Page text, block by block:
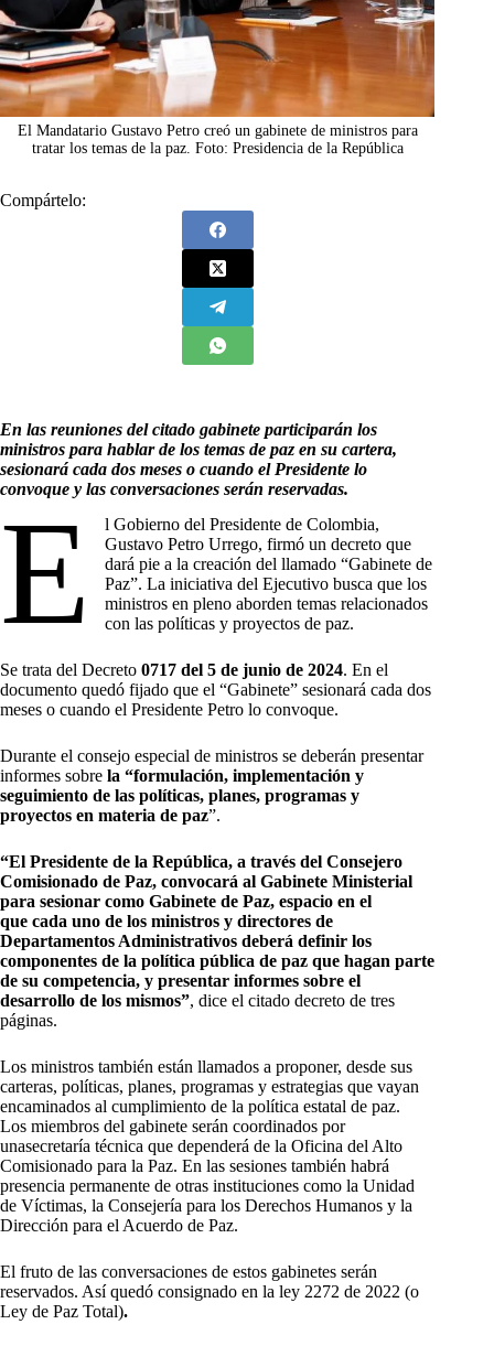
El Mandatario Gustavo Petro creó un gabinete de ministros para
tratar los temas de la paz. Foto: Presidencia de la República
Compártelo:
En las reuniones del citado gabinete participarán los
ministros para hablar de los temas de paz en su cartera,
sesionará cada dos meses o cuando el Presidente lo
convoque y las conversaciones serán reservadas.
E
l Gobierno del Presidente de Colombia,
Gustavo Petro Urrego, firmó un decreto que
dará pie a la creación del llamado “Gabinete de
Paz”. La iniciativa del Ejecutivo busca que los
ministros en pleno aborden temas relacionados
con las políticas y proyectos de paz.
Se trata del Decreto 0717 del 5 de junio de 2024. En el
documento quedó fijado que el “Gabinete” sesionará cada dos
meses o cuando el Presidente Petro lo convoque.
Durante el consejo especial de ministros se deberán presentar
informes sobre la “formulación, implementación y
seguimiento de las políticas, planes, programas y
proyectos en materia de paz”.
“El Presidente de la República, a través del Consejero
Comisionado de Paz, convocará al Gabinete Ministerial
para sesionar como Gabinete de Paz, espacio en el
que cada uno de los ministros y directores de
Departamentos Administrativos deberá definir los
componentes de la política pública de paz que hagan parte
de su competencia, y presentar informes sobre el
desarrollo de los mismos”, dice el citado decreto de tres
páginas.
Los ministros también están llamados a proponer, desde sus
carteras, políticas, planes, programas y estrategias que vayan
encaminados al cumplimiento de la política estatal de paz.
Los miembros del gabinete serán coordinados por
unasecretaría técnica que dependerá de la Oficina del Alto
Comisionado para la Paz. En las sesiones también habrá
presencia permanente de otras instituciones como la Unidad
de Víctimas, la Consejería para los Derechos Humanos y la
Dirección para el Acuerdo de Paz.
El fruto de las conversaciones de estos gabinetes serán
reservados. Así quedó consignado en la ley 2272 de 2022 (o
Ley de Paz Total).